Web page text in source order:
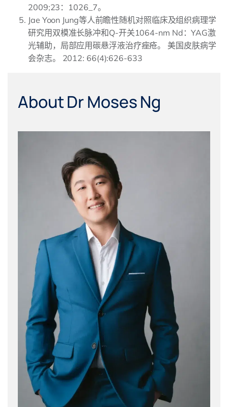
2009;23：1026_7。
Jae Yoon Jung等人前瞻性随机对照临床及组织病理学
研究用双模准长脉冲和Q-开关1064-nm Nd：YAG激
光辅助，局部应用碳悬浮液治疗痤疮。 美国皮肤病学
会杂志。 2012: 66(4):626-633
About Dr Moses Ng